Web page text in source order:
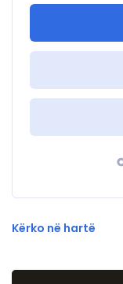
Kërko në hartë